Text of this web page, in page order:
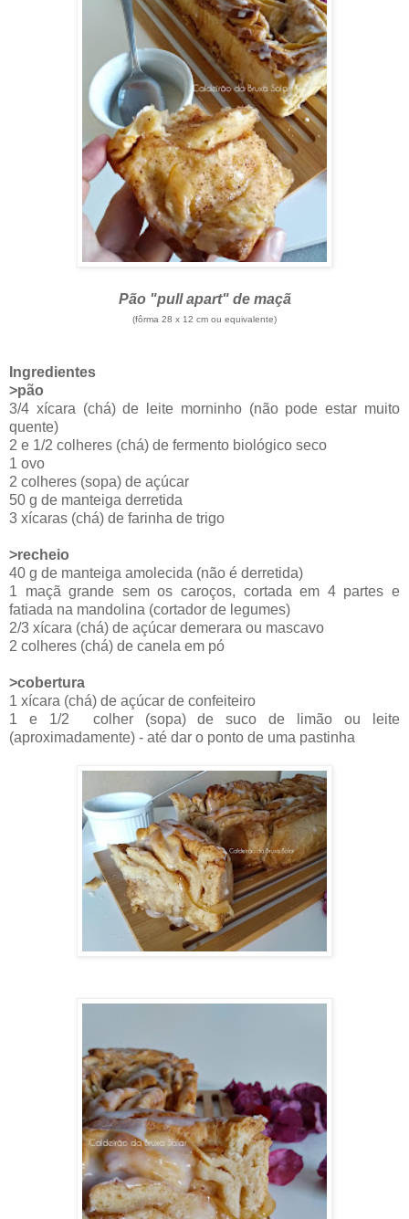
Pão "pull apart" de maçã
(fôrma 28 x 12 cm ou equivalente)
Ingredientes
>pão
3/4 xícara (chá) de leite morninho (não pode estar muito
quente)
2 e 1/2 colheres (chá) de fermento biológico seco
1 ovo
2 colheres (sopa) de açúcar
50 g de manteiga derretida
3 xícaras (chá) de farinha de trigo
>recheio
40 g de manteiga amolecida (não é derretida)
1 maçã grande sem os caroços, cortada em 4 partes e
fatiada na mandolina (cortador de legumes)
2/3 xícara (chá) de açúcar demerara ou mascavo
2 colheres (chá) de canela em pó
>cobertura
1 xícara (chá) de açúcar de confeiteiro
1 e 1/2 colher (sopa) de suco de limão ou leite
(aproximadamente) - até dar o ponto de uma pastinha